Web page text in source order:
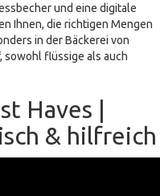
und eine digitale
Ihnen, die richtigen Mengen
in der Bäckerei von
sowohl flüssige als auch
Haves |
& hilfreich